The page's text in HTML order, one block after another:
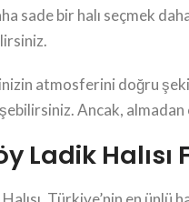
sade bir halı seçmek
atmosferini doğru
Ancak,
Ladik